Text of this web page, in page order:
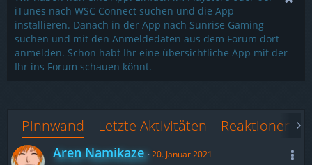
iTunes nach WSC Connect suchen und die App
installieren. Danach in der App nach Sunrise Gaming
suchen und mit den Anmeldedaten aus dem Forum dort
anmelden. Schon habt Ihr eine übersichtliche App mit der
Ihr ins Forum schauen könnt.
Pinnwand Letzte Aktivitäten Reaktionen
Aren Namikaze 20. Januar 2021